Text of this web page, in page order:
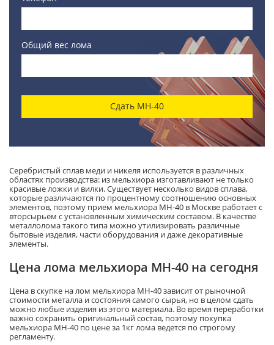
Общий вес лома
Сдать МН-40
Серебристый сплав меди и никеля используется в различных
областях производства: из мельхиора изготавливают не только
красивые ложки и вилки. Существует несколько видов сплава,
которые различаются по процентному соотношению основных
элементов, поэтому прием мельхиора МН-40 в Москве работает с
вторсырьем с установленным химическим составом. В качестве
металлолома такого типа можно утилизировать различные
бытовые изделия, части оборудования и даже декоративные
элементы.
Цена лома мельхиора МН-40 на сегодня
Цена в скупке на лом мельхиора МН-40 зависит от рыночной
стоимости металла и состояния самого сырья, но в целом сдать
можно любые изделия из этого материала. Во время переработки
важно сохранить оригинальный состав, поэтому покупка
мельхиора МН-40 по цене за 1кг лома ведется по строгому
регламенту.